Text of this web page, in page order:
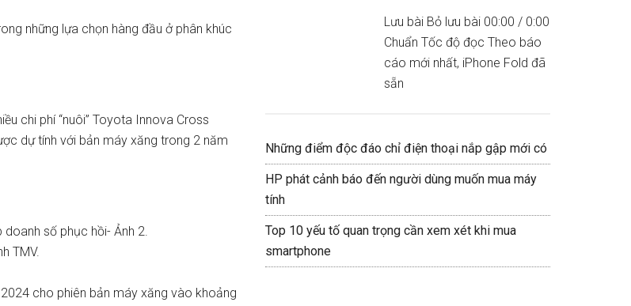
những lựa chọn hàng đầu ở phân khúc
chi phí “nuôi” Toyota Innova Cross
dự tính với bản máy xăng trong 2 năm
TMV.
cho phiên bản máy xăng vào khoảng
Lưu bài Bỏ lưu bài 00:00 / 0:00
Chuẩn Tốc độ đọc Theo báo
cáo mới nhất, iPhone Fold đã
sẵn
Những điểm độc đáo chỉ điện thoại nắp gập mới có
HP phát cảnh báo đến người dùng muốn mua máy
tính
Top 10 yếu tố quan trọng cần xem xét khi mua
smartphone